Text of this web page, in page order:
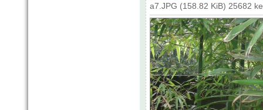
a7.JPG (158.82 KiB) 25682